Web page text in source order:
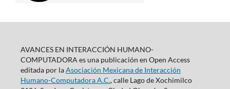
AVANCES EN INTERACCIÓN HUMANO-
COMPUTADORA es una publicación en Open Access
editada por laAsociación Mexicana de Interacción
Humano-Computadora A.C., calle Lago de Xochimilco